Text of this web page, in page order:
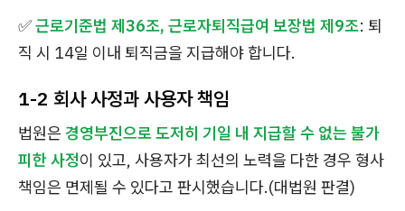
✅근로기준법 제36조, 근로자퇴직급여 보장법 제9조: 퇴
직 시 14일 이내 퇴직금을 지급해야 합니다.
1-2 회사 사정과 사용자 책임
법원은 경영부진으로 도저히 기일 내 지급할 수 없는 불가
피한 사정이 있고, 사용자가 최선의 노력을 다한 경우 형사
책임은 면제될 수 있다고 판시했습니다.(대법원 판결)